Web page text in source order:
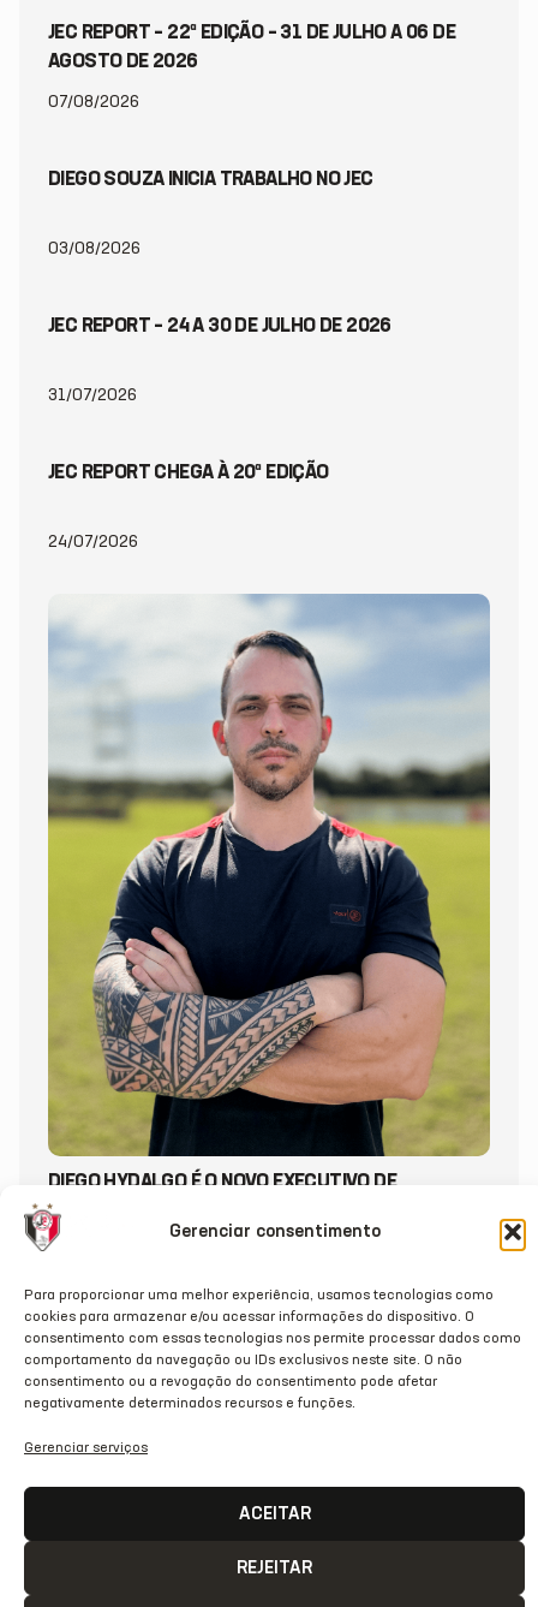
Gerenciar consentimento
Para proporcionar uma melhor experiência, usamos tecnologias como
cookies para armazenar e/ou acessar informações do dispositivo. O
consentimento com essas tecnologias nos permite processar dados como
comportamento da navegação ou IDs exclusivos neste site. O não
consentimento ou a revogação do consentimento pode afetar
negativamente determinados recursos e funções.
Gerenciar serviços
ACEITAR
REJEITAR
JEC REPORT – 22ª EDIÇÃO – 31 DE JULHO A 06 DE
AGOSTO DE 2026
07/08/2026
DIEGO SOUZA INICIA TRABALHO NO JEC
03/08/2026
JEC REPORT – 24 A 30 DE JULHO DE 2026
31/07/2026
JEC REPORT CHEGA À 20ª EDIÇÃO
24/07/2026
DIEGO HYDALGO É O NOVO EXECUTIVO DE
FUTEBOL DO JEC
20/07/2026